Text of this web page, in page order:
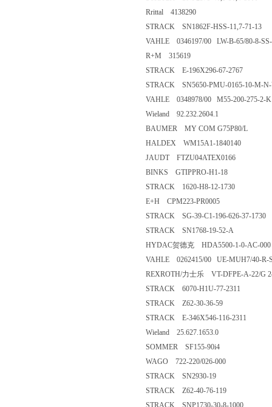
Rrittal 4138290
STRACK SN1862F-HSS-11,7-71-13
VAHLE 0346197/00 LW-B-65/80-8-
R+M 315619
STRACK E-196X296-67-2767
STRACK SN5650-PMU-0165-10-M-
VAHLE 0348978/00 M55-200-275-2-K
Wieland 92.232.2604.1
BAUMER MY COM G75P80/L
HALDEX WM15A1-1840140
JAUDT FTZU04ATEX0166
BINKS GTIPPRO-H1-18
STRACK 1620-H8-12-1730
E+H CPM223-PR0005
STRACK SG-39-C1-196-626-37-1730
STRACK SN1768-19-52-A
HYDAC贺德克 HDA5500-1-0-AC-000
VAHLE 0262415/00 UE-MUH7/40-R-
REXROTH/力士乐 VT-DFPE-A-22/G
STRACK 6070-H1U-77-2311
STRACK Z62-30-36-59
STRACK E-346X546-116-2311
Wieland 25.627.1653.0
SOMMER SF155-90i4
WAGO 722-220/026-000
STRACK SN2930-19
STRACK Z62-40-76-119
STRACK SNP1730-30-8-1000